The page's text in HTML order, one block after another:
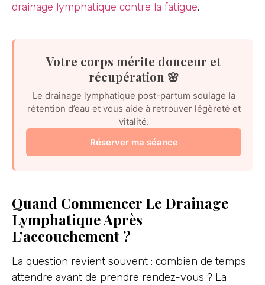
drainage lymphatique contre la fatigue.
Votre corps mérite douceur et
récupération 🌸
Le drainage lymphatique post-partum soulage la
rétention d’eau et vous aide à retrouver légèreté et
vitalité.
Réserver ma séance
Quand Commencer Le Drainage
Lymphatique Après
L’accouchement ?
La question revient souvent : combien de temps
attendre avant de prendre rendez-vous ? La